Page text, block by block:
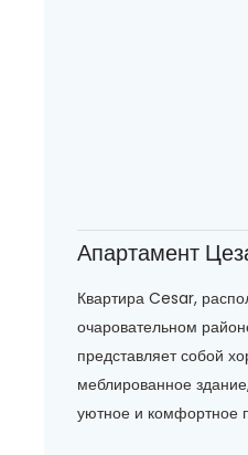
Апартамент
Квартира Cesar,
очаровательном
представляет собой
меблированное
уютное и комфортное